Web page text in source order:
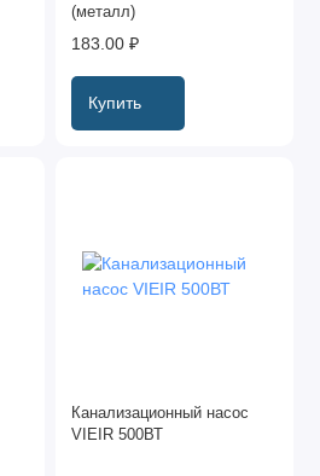
(металл)
183.00 ₽
Купить
Канализационный насос
VIEIR 500ВТ